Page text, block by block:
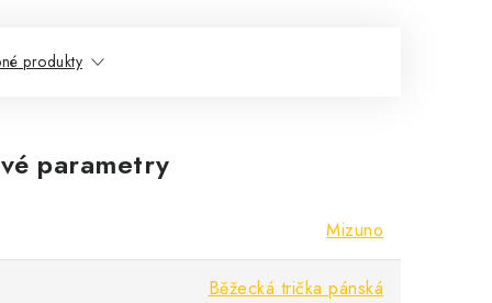
produkty
parametry
Mizuno
Běžecká trička pánská